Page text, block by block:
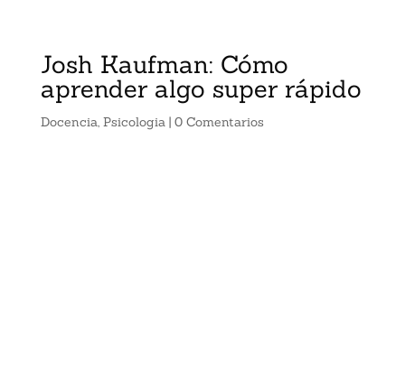
Josh Kaufman: Cómo
aprender algo super rápido
Docencia, Psicologia| 0 Comentarios